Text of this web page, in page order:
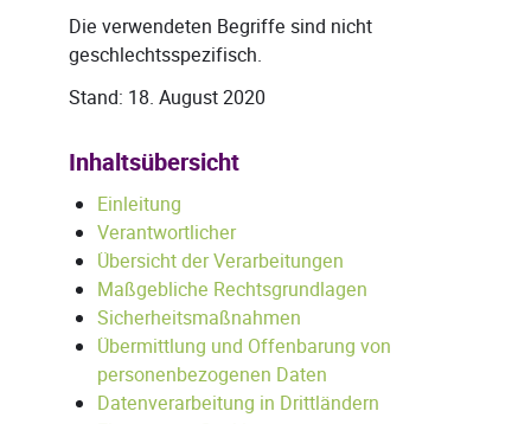
Die verwendeten Begriffe sind nicht
geschlechtsspezifisch.
Stand: 18. August 2020
Inhaltsübersicht
Einleitung
Verantwortlicher
Übersicht der Verarbeitungen
Maßgebliche Rechtsgrundlagen
Sicherheitsmaßnahmen
Übermittlung und Offenbarung von
personenbezogenen Daten
Datenverarbeitung in Drittländern